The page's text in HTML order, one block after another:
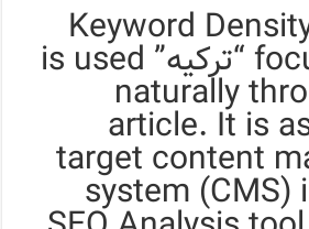
* **Keyword
focus keyword “ترکیه” is used
naturally
article. It is
target content
system (CMS)